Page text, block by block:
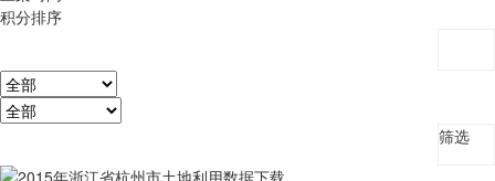
积分排序
筛选